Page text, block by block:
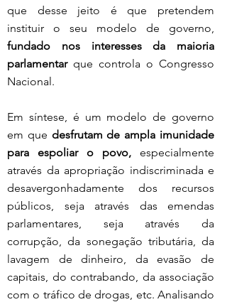
que desse jeito é que pretendem
fundado nos interesses da maioria
parlamentar que controla o Congresso
Nacional.
Em síntese, é um modelo de governo
em que desfrutam de ampla imunidade
para espoliar o povo, especialmente
através da apropriação indiscriminada e
desavergonhadamente dos recursos
públicos, seja através das emendas
parlamentares, seja através da
corrupção, da sonegação tributária, da
lavagem de dinheiro, da evasão de
capitais, do contrabando, da associação
com o tráfico de drogas, etc. Analisando